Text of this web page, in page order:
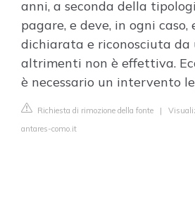
anni, a seconda della
pagare, e deve, in ogni caso,
dichiarata e riconosciuta da
altrimenti non è effettiva.
è necessario un intervento
Richiesta di rimozione della fonte |
antares-como.it